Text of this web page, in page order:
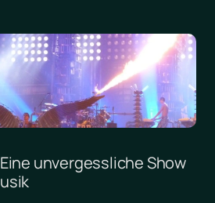
unvergessliche Show